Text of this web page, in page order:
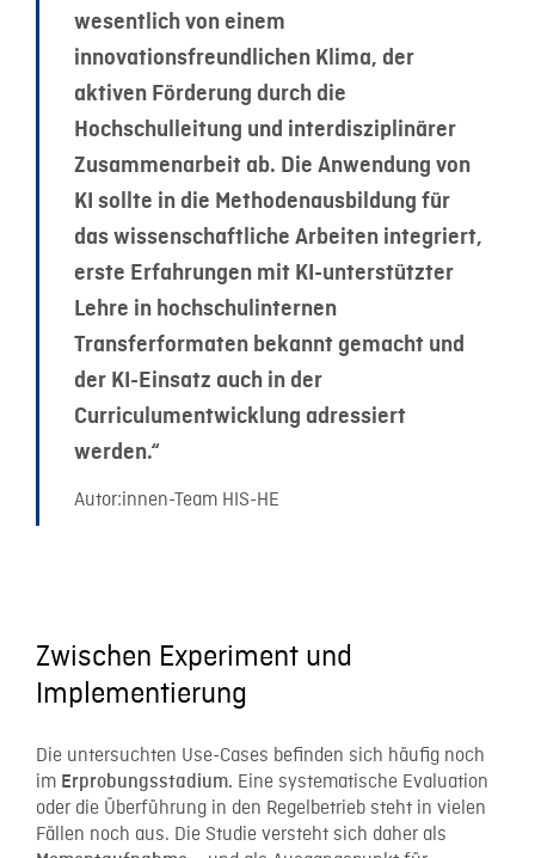
wesentlich von einem
innovationsfreundlichen Klima, der
aktiven Förderung durch die
Hochschulleitung und interdisziplinärer
Zusammenarbeit ab. Die Anwendung von
KI sollte in die Methodenausbildung für
das wissenschaftliche Arbeiten integriert,
erste Erfahrungen mit KI-unterstützter
Lehre in hochschulinternen
Transferformaten bekannt gemacht und
der KI-Einsatz auch in der
Curriculumentwicklung adressiert
werden.“
Autor:innen-Team HIS-HE
Zwischen Experiment und
Implementierung
Die untersuchten Use-Cases befinden sich häufig noch
im Erprobungsstadium. Eine systematische Evaluation
oder die Überführung in den Regelbetrieb steht in vielen
Fällen noch aus. Die Studie versteht sich daher als